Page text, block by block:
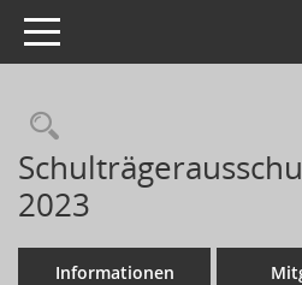
Toggle navigation
2023
Informationen